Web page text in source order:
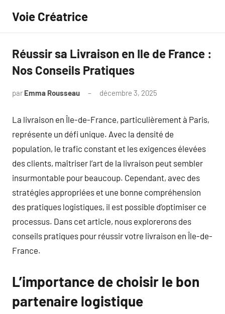
contenu
Voie Créatrice
Réussir sa Livraison en Ile de France :
Nos Conseils Pratiques
par Emma Rousseau décembre 3, 2025
La livraison en Île-de-France, particulièrement à Paris,
représente un défi unique. Avec la densité de
population, le trafic constant et les exigences élevées
des clients, maîtriser l’art de la livraison peut sembler
insurmontable pour beaucoup. Cependant, avec des
stratégies appropriées et une bonne compréhension
des pratiques logistiques, il est possible d’optimiser ce
processus. Dans cet article, nous explorerons des
conseils pratiques pour réussir votre livraison en Île-de-
France.
L’importance de choisir le bon
partenaire logistique